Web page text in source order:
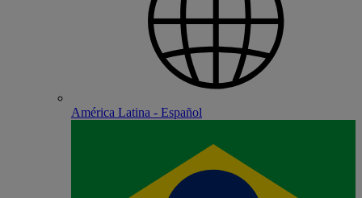
América Latina - Español